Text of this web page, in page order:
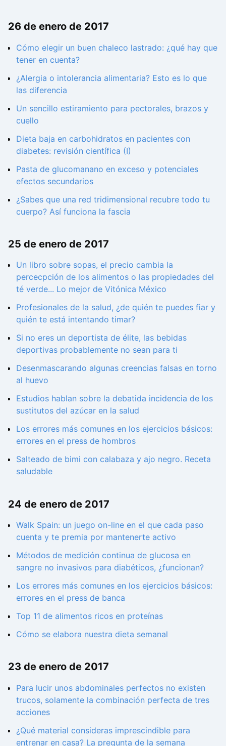
26 de enero de 2017
Cómo elegir un buen chaleco lastrado: ¿qué hay que
tener en cuenta?
¿Alergia o intolerancia alimentaria? Esto es lo que
las diferencia
Un sencillo estiramiento para pectorales, brazos y
cuello
Dieta baja en carbohidratos en pacientes con
diabetes: revisión científica (I)
Pasta de glucomanano en exceso y potenciales
efectos secundarios
¿Sabes que una red tridimensional recubre todo tu
cuerpo? Así funciona la fascia
25 de enero de 2017
Un libro sobre sopas, el precio cambia la
percecpción de los alimentos o las propiedades del
té verde... Lo mejor de Vitónica México
Profesionales de la salud, ¿de quién te puedes fiar y
quién te está intentando timar?
Si no eres un deportista de élite, las bebidas
deportivas probablemente no sean para ti
Desenmascarando algunas creencias falsas en torno
al huevo
Estudios hablan sobre la debatida incidencia de los
sustitutos del azúcar en la salud
Los errores más comunes en los ejercicios básicos:
errores en el press de hombros
Salteado de bimi con calabaza y ajo negro. Receta
saludable
24 de enero de 2017
Walk Spain: un juego on-line en el que cada paso
cuenta y te premia por mantenerte activo
Métodos de medición continua de glucosa en
sangre no invasivos para diabéticos, ¿funcionan?
Los errores más comunes en los ejercicios básicos:
errores en el press de banca
Top 11 de alimentos ricos en proteínas
Cómo se elabora nuestra dieta semanal
23 de enero de 2017
Para lucir unos abdominales perfectos no existen
trucos, solamente la combinación perfecta de tres
acciones
¿Qué material consideras imprescindible para
entrenar en casa? La pregunta de la semana